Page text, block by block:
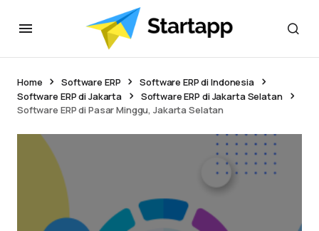
Home Software ERP
Software ERP di Indonesia
Software ERP di Jakarta
Software ERP di Jakarta Selatan
Software ERP di Pasar Minggu, Jakarta Selatan